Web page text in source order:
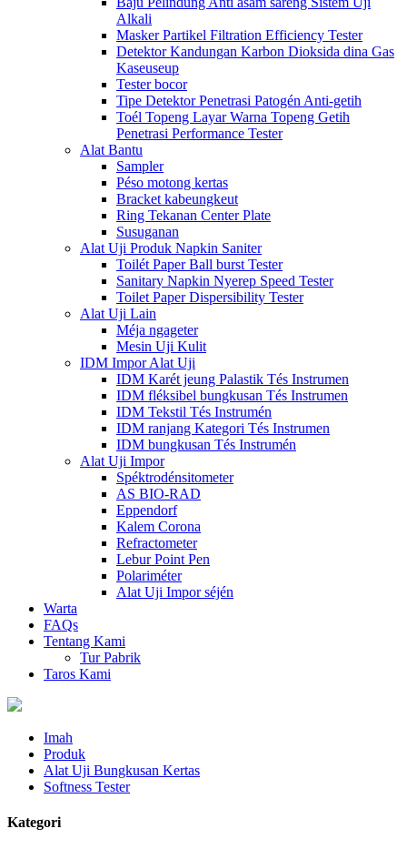
Alkali
Masker Partikel Filtration Efficiency Tester
Detektor Kandungan Karbon Dioksida dina Gas
Kaseuseup
Tester bocor
Tipe Detektor Penetrasi Patogén Anti-getih
Toél Topeng Layar Warna Topeng Getih
Penetrasi Performance Tester
Alat Bantu
Sampler
Péso motong kertas
Bracket kabeungkeut
Ring Tekanan Center Plate
Susuganan
Alat Uji Produk Napkin Saniter
Toilét Paper Ball burst Tester
Sanitary Napkin Nyerep Speed ​​Tester
Toilet Paper Dispersibility Tester
Alat Uji Lain
Méja ngageter
Mesin Uji Kulit
IDM Impor Alat Uji
IDM Karét jeung Palastik Tés Instrumen
IDM fléksibel bungkusan Tés Instrumen
IDM Tekstil Tés Instrumén
IDM ranjang Kategori Tés Instrumen
IDM bungkusan Tés Instrumén
Alat Uji Impor
Spéktrodénsitometer
AS BIO-RAD
Eppendorf
Kalem Corona
Refractometer
Lebur Point Pen
Polariméter
Alat Uji Impor séjén
Warta
FAQs
Tentang Kami
Tur Pabrik
Taros Kami
Imah
Produk
Alat Uji Bungkusan Kertas
Softness Tester
Kategori